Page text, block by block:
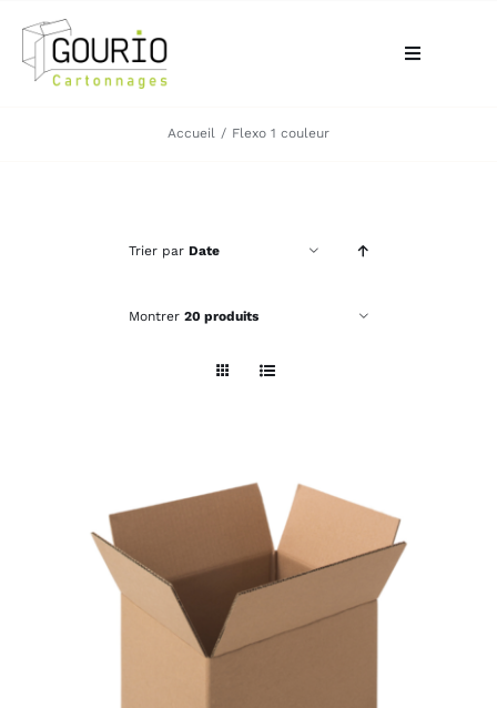
contenu
Toggle
VOTRE BESOIN
Accueil Flexo 1 couleur
Trier par Date
Montrer 20 produits